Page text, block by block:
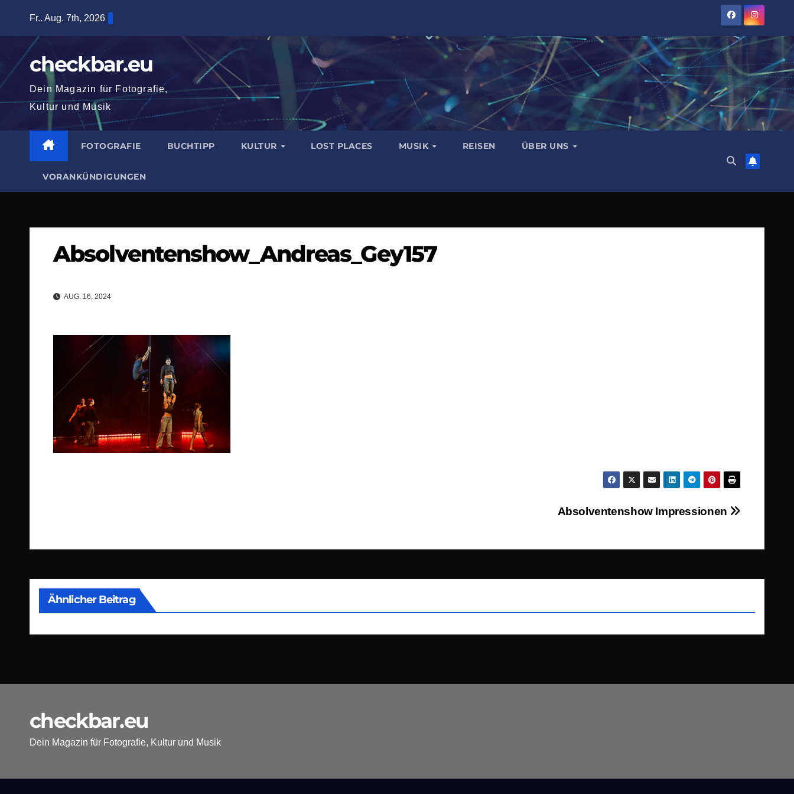
springen
Fr.. Aug. 7th, 2026
checkbar.eu
Dein Magazin für Fotografie,
Kultur und Musik
FOTOGRAFIE BUCHTIPP KULTUR LOST PLACES MUSIK REISEN ÜBER UNS
VORANKÜNDIGUNGEN
Absolventenshow_Andreas_Gey157
AUG. 16, 2024
Absolventenshow Impressionen
Ähnlicher Beitrag
checkbar.eu
Dein Magazin für Fotografie, Kultur und Musik